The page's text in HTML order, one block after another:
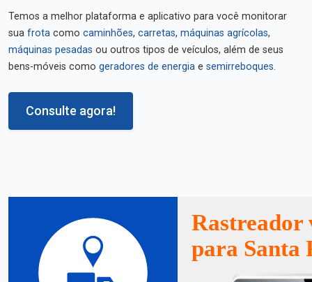
Temos a melhor plataforma e aplicativo para você monitorar
sua frota como caminhões, carretas, máquinas agrícolas,
máquinas pesadas ou outros tipos de veículos, além de seus
bens-móveis como geradores de energia e semirreboques.
Consulte agora!
Rastreador
para Santa